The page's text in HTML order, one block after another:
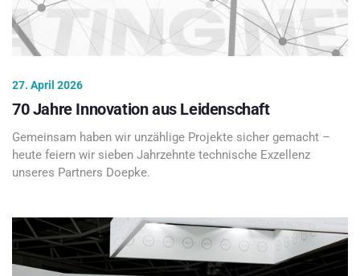
27. April 2026
70 Jahre Innovation aus Leidenschaft
Gemeinsam haben wir unzählige Projekte sicher gemacht –
heute feiern wir sieben Jahrzehnte technische Exzellenz
unseres Partners Doepke.